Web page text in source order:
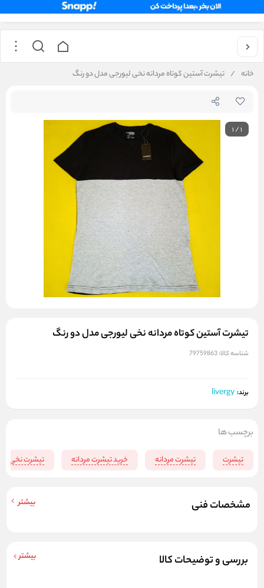
خانه / تیشرت آستین کوتاه مردانه نخی لیورجی مدل دو رنگ
1/1
تیشرت آستین کوتاه مردانه نخی لیورجی مدل دو رنگ
شناسه کالا:79759863
برند: livergy
مشخصات فنی بیشتر
بررسی و توضیحات کالا بیشتر
برچسب ها
تیشرت تیشرت مردانه خرید تیشرت مردانه تیشرت نخی